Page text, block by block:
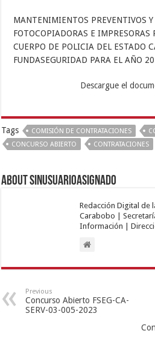
MANTENIMIENTOS PREVENTIVOS
FOTOCOPIADORAS E IMPRESORAS
CUERPO DE POLICIA DEL ESTADO
FUNDASEGURIDAD PARA EL AÑO
Descargue el
Tags COMISIÓN DE CONTRATACIONES
CONCURSO ABIERTO
CONTRATACIONES
About sinusuarioasignado
Redacción Digital de
Carabobo |
Información |
Previous
Concurso Abierto FSEG-CA-
SERV-03-005-2023